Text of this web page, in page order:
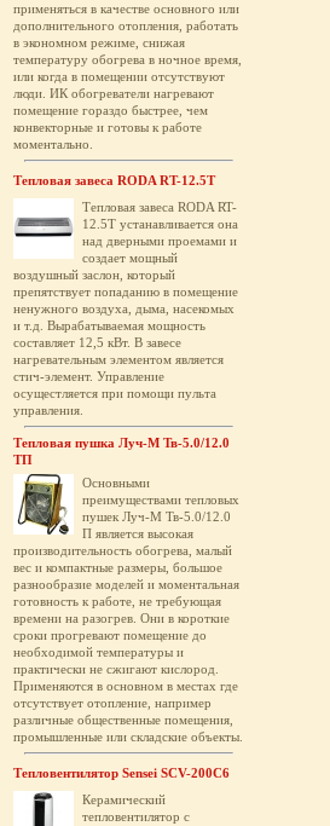
применяться в качестве основного или
дополнительного отопления, работать
в экономном режиме, снижая
температуру обогрева в ночное время,
или когда в помещении отсутствуют
люди. ИК обогреватели нагревают
помещение гораздо быстрее, чем
конвекторные и готовы к работе
моментально.
Тепловая завеса RODA RT-12.5T
Тепловая завеса RODA RT-
12.5T устанавливается она
над дверными проемами и
создает мощный
воздушный заслон, который
препятствует попаданию в помещение
ненужного воздуха, дыма, насекомых
и т.д. Вырабатываемая мощность
составляет 12,5 кВт. В завесе
нагревательным элементом является
стич-элемент. Управление
осущестляется при помощи пульта
управления.
Тепловая пушка Луч-М Тв-5.0/12.0
ТП
Основными
преимуществами тепловых
пушек Луч-М Тв-5.0/12.0
П является высокая
производительность обогрева, малый
вес и компактные размеры, большое
разнообразие моделей и моментальная
готовность к работе, не требующая
времени на разогрев. Они в короткие
сроки прогревают помещение до
необходимой температуры и
практически не сжигают кислород.
Применяются в основном в местах где
отсутствует отопление, например
различные общественные помещения,
промышленные или складские объекты.
Тепловентилятор Sensei SCV-200C6
Керамический
тепловентилятор с